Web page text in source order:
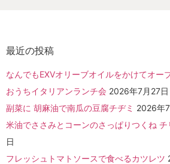
最近の投稿
なんでもEXVオリーブオイルをかけてオー
おうちイタリアンランチ会 2026年7月27日
副菜に 胡麻油で南瓜の豆腐チヂミ 2026年
米油でささみとコーンのさっぱりつくね チ
日
フレッシュトマトソースで食べるカツレツ